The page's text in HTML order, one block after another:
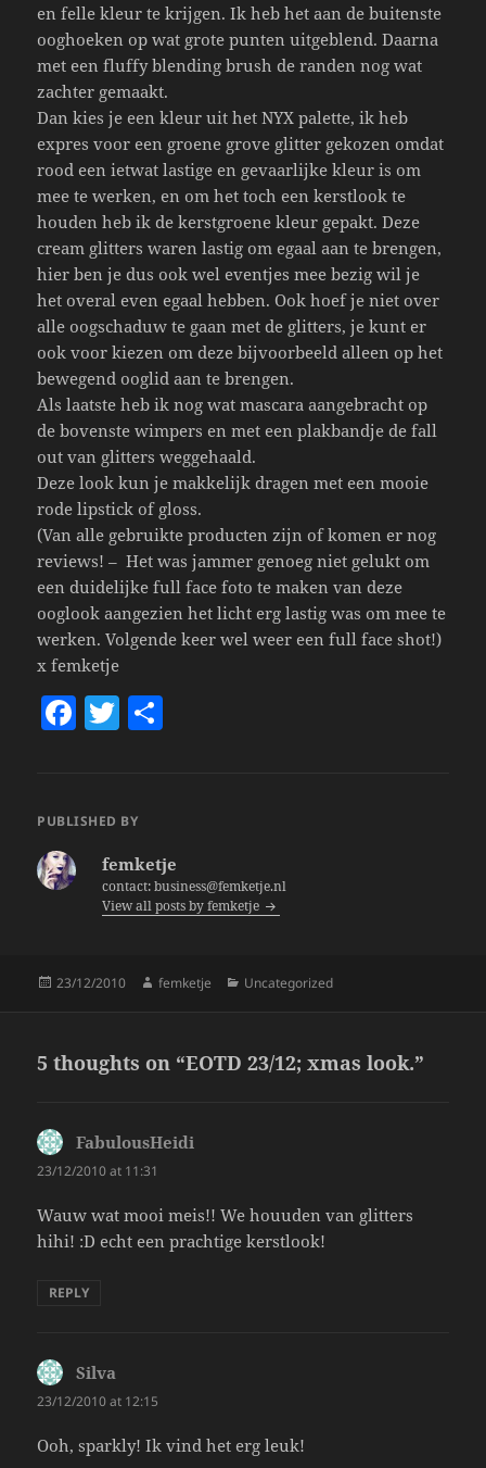
en felle kleur te krijgen. Ik heb het aan de buitenste
ooghoeken op wat grote punten uitgeblend. Daarna
met een fluffy blending brush de randen nog wat
zachter gemaakt.
Dan kies je een kleur uit het NYX palette, ik heb
expres voor een groene grove glitter gekozen omdat
rood een ietwat lastige en gevaarlijke kleur is om
mee te werken, en om het toch een kerstlook te
houden heb ik de kerstgroene kleur gepakt. Deze
cream glitters waren lastig om egaal aan te brengen,
hier ben je dus ook wel eventjes mee bezig wil je
het overal even egaal hebben. Ook hoef je niet over
alle oogschaduw te gaan met de glitters, je kunt er
ook voor kiezen om deze bijvoorbeeld alleen op het
bewegend ooglid aan te brengen.
Als laatste heb ik nog wat mascara aangebracht op
de bovenste wimpers en met een plakbandje de fall
out van glitters weggehaald.
Deze look kun je makkelijk dragen met een mooie
rode lipstick of gloss.
(Van alle gebruikte producten zijn of komen er nog
reviews! – Het was jammer genoeg niet gelukt om
een duidelijke full face foto te maken van deze
ooglook aangezien het licht erg lastig was om mee te
werken. Volgende keer wel weer een full face shot!)
x femketje
F
e
T
er
PUBLISHED BY
femketje
contact: business@femketje.nl
View all posts by femketje
Posted
23/12/2010 Author
femketje Categories
Uncategorized
5 thoughts on “EOTD 23/12; xmas look.”
FabulousHeidi
23/12/2010 at 11:31
Wauw wat mooi meis!! We houuden van glitters
hihi! :D echt een prachtige kerstlook!
REPLY
Silva
23/12/2010 at 12:15
Ooh, sparkly! Ik vind het erg leuk!